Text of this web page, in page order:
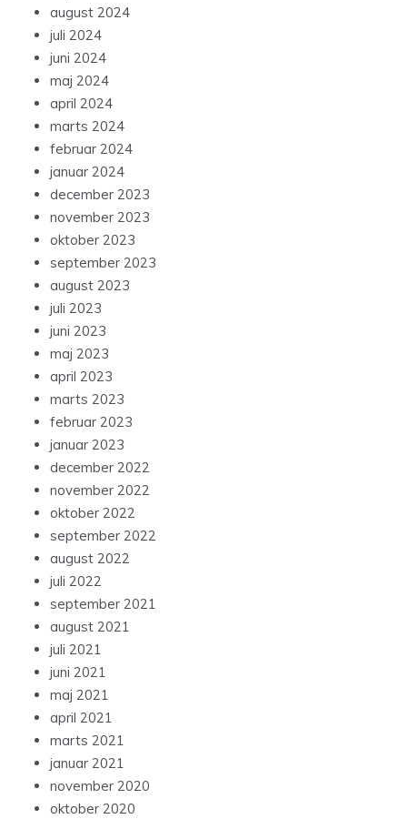
august 2024
juli 2024
juni 2024
maj 2024
april 2024
marts 2024
februar 2024
januar 2024
december 2023
november 2023
oktober 2023
september 2023
august 2023
juli 2023
juni 2023
maj 2023
april 2023
marts 2023
februar 2023
januar 2023
december 2022
november 2022
oktober 2022
september 2022
august 2022
juli 2022
september 2021
august 2021
juli 2021
juni 2021
maj 2021
april 2021
marts 2021
januar 2021
november 2020
oktober 2020